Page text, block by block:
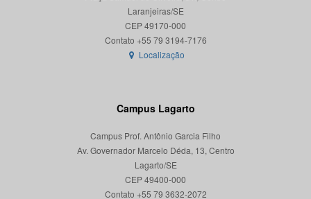
Laranjeiras/SE
CEP 49170-000
Localização
Campus Lagarto
Campus Prof. Antônio Garcia Filho
Av. Governador Marcelo Déda, 13, Centro
Lagarto/SE
CEP 49400-000